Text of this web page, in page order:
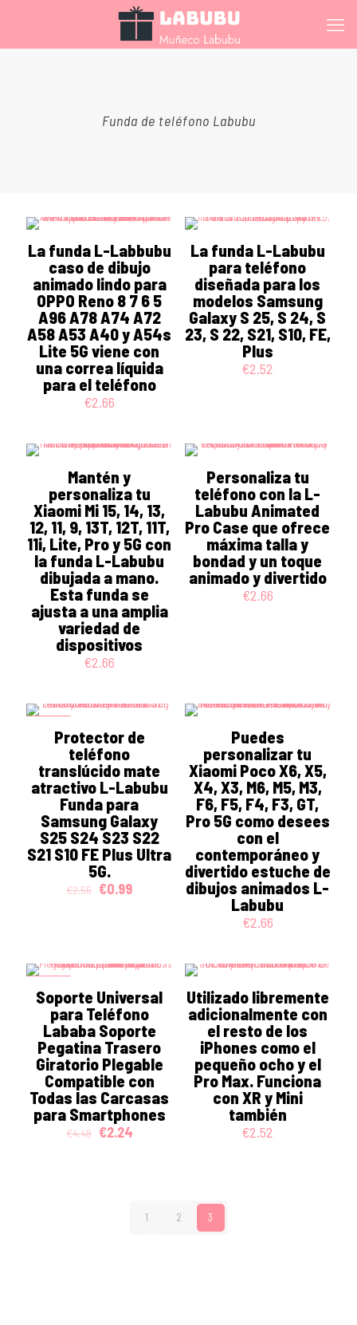
Funda de teléfono Labubu
La funda L-Labbubu
caso de dibujo
animado lindo para
OPPO Reno 8 7 6 5
A96 A78 A74 A72
A58 A53 A40 y A54s
Lite 5G viene con
una correa líquida
para el teléfono
€2.66
La funda L-Labubu
para teléfono
diseñada para los
modelos Samsung
Galaxy S 25, S 24, S
23, S 22, S21, S10, FE,
Plus
€2.52
Mantén y
personaliza tu
Xiaomi Mi 15, 14, 13,
12, 11, 9, 13T, 12T, 11T,
11i, Lite, Pro y 5G con
la funda L-Labubu
dibujada a mano.
Esta funda se
ajusta a una amplia
variedad de
dispositivos
€2.66
Personaliza tu
teléfono con la L-
Labubu Animated
Pro Case que ofrece
máxima talla y
bondad y un toque
animado y divertido
€2.66
Protector de
teléfono
translúcido mate
atractivo L-Labubu
Funda para
Samsung Galaxy
S25 S24 S23 S22
S21 S10 FE Plus Ultra
5G.
€2.56 Original
€0.99Current
Puedes
personalizar tu
Xiaomi Poco X6, X5,
X4, X3, M6, M5, M3,
F6, F5, F4, F3, GT,
Pro 5G como desees
con el
contemporáneo y
divertido estuche de
dibujos animados L-
Labubu
€2.66
Soporte Universal
para Teléfono
Lababa Soporte
Pegatina Trasero
Giratorio Plegable
Compatible con
Todas las Carcasas
para Smartphones
€4.48 Original
€2.24Current
Utilizado libremente
adicionalmente con
el resto de los
iPhones como el
pequeño ocho y el
Pro Max. Funciona
con XR y Mini
también
€2.52
1 2 3